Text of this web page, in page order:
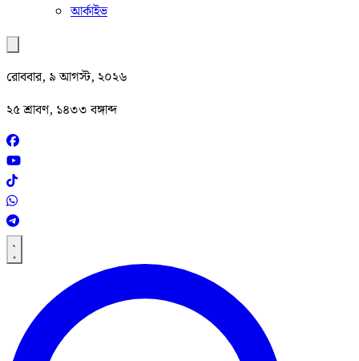
আর্কাইভ
রোববার, ৯ আগস্ট, ২০২৬
২৫ শ্রাবণ, ১৪৩৩ বঙ্গাব্দ